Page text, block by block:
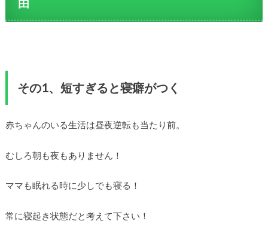
その1、短すぎると寝癖がつく
赤ちゃんのいる生活は昼夜逆転も当たり前。
むしろ朝も夜もありません！
ママも眠れる時に少しでも寝る！
常に寝起き状態だと考えて下さい！